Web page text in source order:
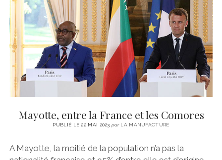
CINÉMA
LITTÉRATURE
ÉCONOMIE
SPORT
MÉDIAS
SANTÉ
instagram
email
email-
form
Mayotte, entre la France et les Comores
PUBLIÉ LE 22 MAI 2023parLA MANUFACTURE
A Mayotte, la moitié de la population n’a pas la